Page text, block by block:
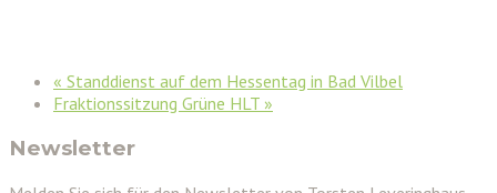
« Standdienst auf dem Hessentag in Bad Vilbel
Fraktionssitzung Grüne HLT »
Newsletter